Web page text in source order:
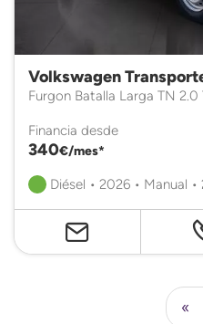
Volkswagen
Furgon Batalla Larga TN 2.0
Financia desde
340€/mes*
Diésel • 2026 • Manual •
«